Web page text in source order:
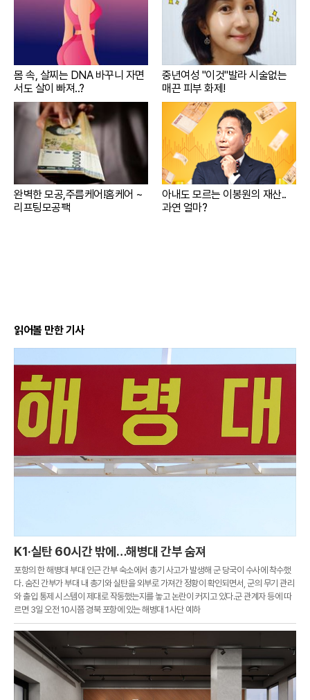
몸 속, 살찌는 DNA 바꾸니 자면
서도 살이 빠져..?
중년여성 "이것"발라 시술없는
매끈 피부 화제!
완벽한 모공,주름케어!홈케어 ~
리프팅모공팩
아내도 모르는 이봉원의 재산..
과연 얼마?
읽어볼 만한 기사
K1·실탄 60시간 밖에…해병대 간부 숨져
포항의 한 해병대 부대 인근 간부 숙소에서 총기 사고가 발생해 군 당국이 수사에 착수했
다. 숨진 간부가 부대 내 총기와 실탄을 외부로 가져간 정황이 확인되면서, 군의 무기 관리
와 출입 통제 시스템이 제대로 작동했는지를 놓고 논란이 커지고 있다.군 관계자 등에 따
르면 3일 오전 10시쯤 경북 포항에 있는 해병대 1사단 예하